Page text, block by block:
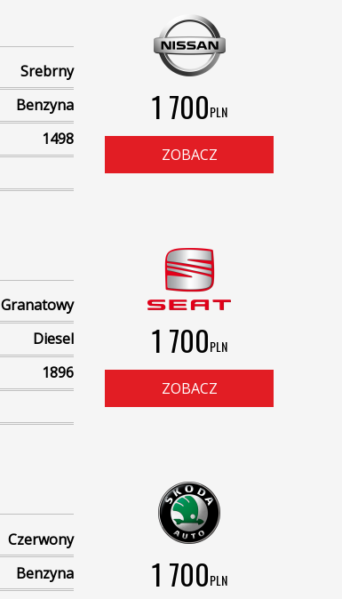
Srebrny
Benzyna
1498
1 700PLN
ZOBACZ
Granatowy
Diesel
1896
1 700PLN
ZOBACZ
Czerwony
Benzyna
1 700PLN